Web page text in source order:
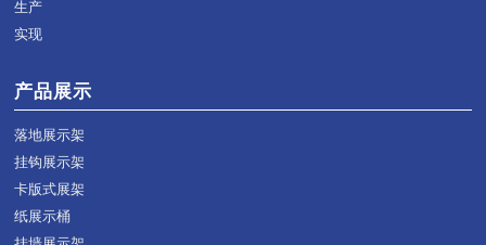
生产
实现
产品展示
落地展示架
挂钩展示架
卡版式展架
纸展示桶